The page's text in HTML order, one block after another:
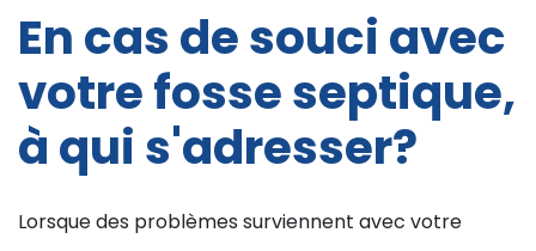
En cas de souci avec
votre fosse septique,
à qui s'adresser?
Lorsque des problèmes surviennent avec votre